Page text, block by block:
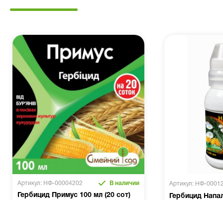
Артикул: НФ-00004202 В наличии
Гербицид Примус 100 мл (20 сот)
Артикул: НФ-
Гербицид